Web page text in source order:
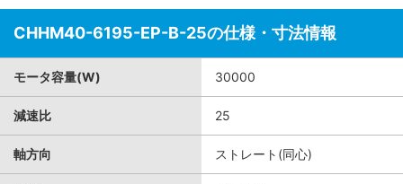
CHHM40-6195-EP-B-25の仕様・寸法情報
モータ容量(W) 30000
減速比 25
軸方向 ストレート(同心)